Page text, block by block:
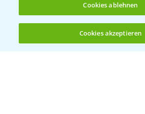
(noch 4)
Allgemeine Nutzungsbedingungen
Impressum
Gebrauchshinweise
Cookies ablehnen
Cookies akzeptieren